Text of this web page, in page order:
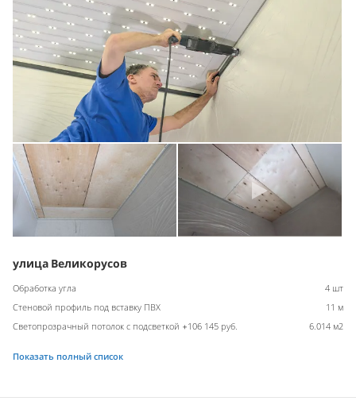
улица Великорусов
Обработка угла
4 шт
Стеновой профиль под вставку ПВХ
11 м
Светопрозрачный потолок с подсветкой +106 145 руб.
6.014 м2
Показать полный список